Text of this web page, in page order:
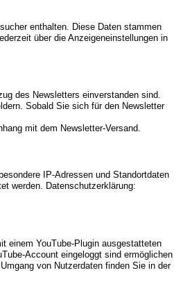
enthalten. Diese Daten stammen
über die Anzeigeneinstellungen in
des Newsletters einverstanden sind.
Sobald Sie sich für den Newsletter
mit dem Newsletter-Versand.
IP-Adressen und Standortdaten
werden. Datenschutzerklärung:
einem YouTube-Plugin ausgestatteten
Account eingeloggt sind ermöglichen
von Nutzerdaten finden Sie in der